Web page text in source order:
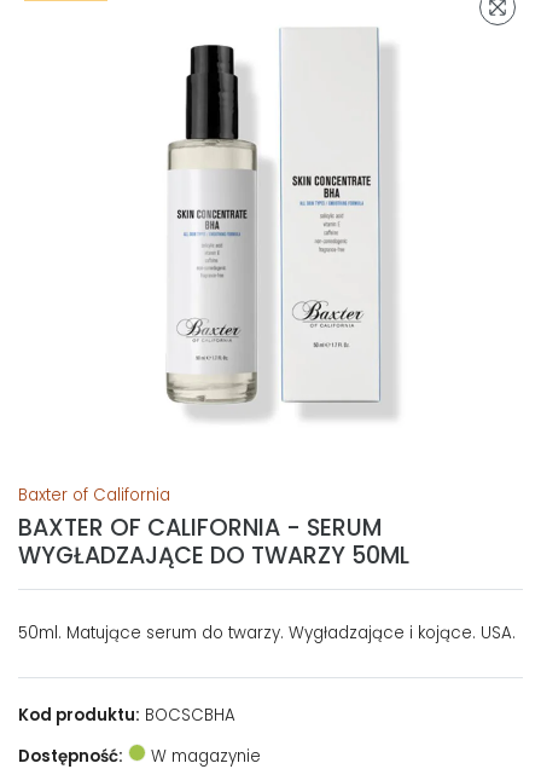
Baxter of California
BAXTER OF CALIFORNIA - SERUM
WYGŁADZAJĄCE DO TWARZY 50ML
50ml. Matujące serum do twarzy. Wygładzające i kojące. USA.
Kod produktu: BOCSCBHA
Dostępność:
W magazynie